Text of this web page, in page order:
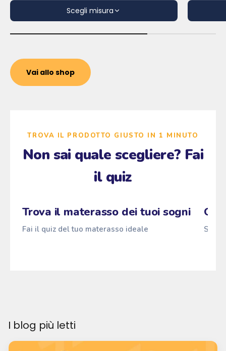
Scegli misura
Vai allo shop
TROVA IL PRODOTTO GIUSTO IN 1 MINUTO
Non sai quale scegliere? Fai
il quiz
Trova il materasso dei tuoi sogni
Fai il quiz del tuo materasso ideale
I blog più letti